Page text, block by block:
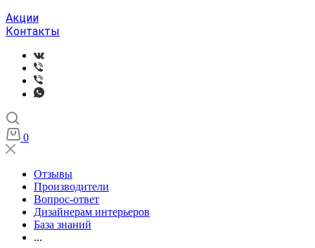
Акции
Контакты
0
Отзывы
Производители
Вопрос-ответ
Дизайнерам интерьеров
База знаний
...